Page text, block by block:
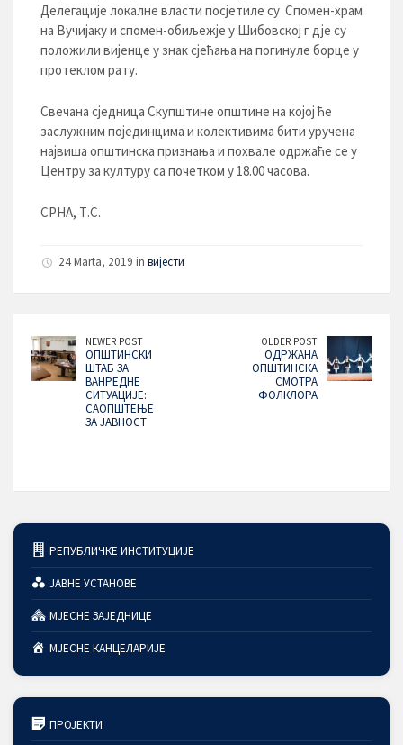
Делегације локалне власти посјетиле су Спомен-храм
на Вучијаку и спомен-обиљежје у Шибовској г дје су
положили вијенце у знак сјећања на погинуле борце у
протеклом рату.
Свечана сједница Скупштине општине на којој ће
заслужним појединцима и колективима бити уручена
највиша општинска признања и похвале одржаће се у
Центру за културу са почетком у 18.00 часова.
СРНА, Т.С.
24 Marta, 2019 in вијести
NEWER POST
ОПШТИНСКИ
ШТАБ ЗА
ВАНРЕДНЕ
СИТУАЦИЈЕ:
САОПШТЕЊЕ
ЗА ЈАВНОСТ
OLDER POST
ОДРЖАНА
ОПШТИНСКА
СМОТРА
ФОЛКЛОРА
РЕПУБЛИЧКЕ ИНСТИТУЦИЈЕ
ЈАВНЕ УСТАНОВЕ
МЈЕСНЕ ЗАЈЕДНИЦЕ
МЈЕСНЕ КАНЦЕЛАРИЈЕ
ПРОЈЕКТИ